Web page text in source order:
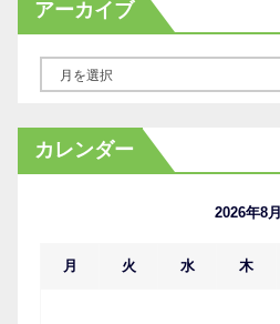
アーカイブ
カ
イ
カレンダー
2026年8月
月 火 水 木